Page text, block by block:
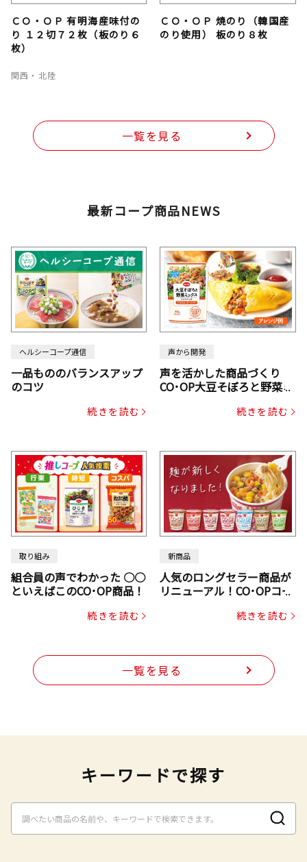
ＣＯ・ＯＰ 有明海産味付の
り １２切７２枚（板のり６
枚）
関西・北陸
ＣＯ・ＯＰ 焼のり（韓国産
のり使用） 板のり８枚
一覧を見る
最新コープ商品NEWS
ヘルシーコープ通信
一品もののバランスアップ
のコツ
続きを読む
声から開発
声を活かした商品づくり
CO･OP大豆そぼろと野菜ミ
じん・コーン入り）続きを読む
取り組み
組合員の声でわかった ○○
といえばこのCO･OP商品！
続きを読む
新商品
人気のロングセラー商品が
リニューアル！CO･OPコー
続きを読む
一覧を見る
キーワードで探す